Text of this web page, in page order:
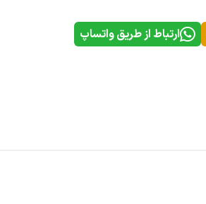
ارتباط از طریق واتساپ